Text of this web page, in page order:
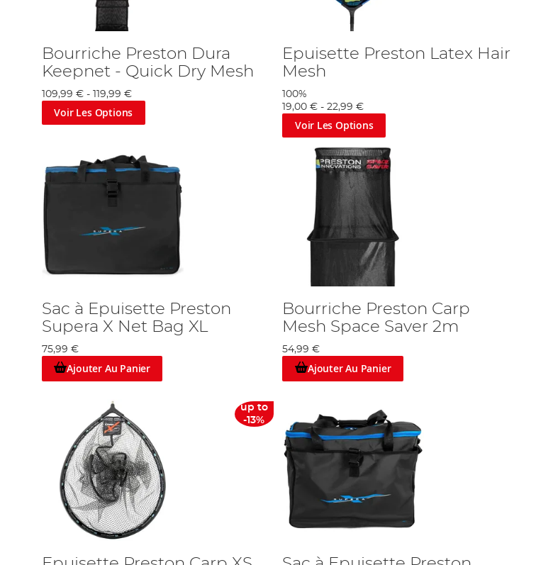
Bourriche Preston Dura
Keepnet - Quick Dry Mesh
109,99 €- 119,99 €
Voir Les Options
Epuisette Preston Latex Hair
Mesh
100%
19,00 € -22,99 €
Voir Les Options
Sac à Epuisette Preston
Supera X Net Bag XL
75,99 €
Ajouter Au Panier
Bourriche Preston Carp
Mesh Space Saver 2m
54,99 €
Ajouter Au Panier
up to
-13%